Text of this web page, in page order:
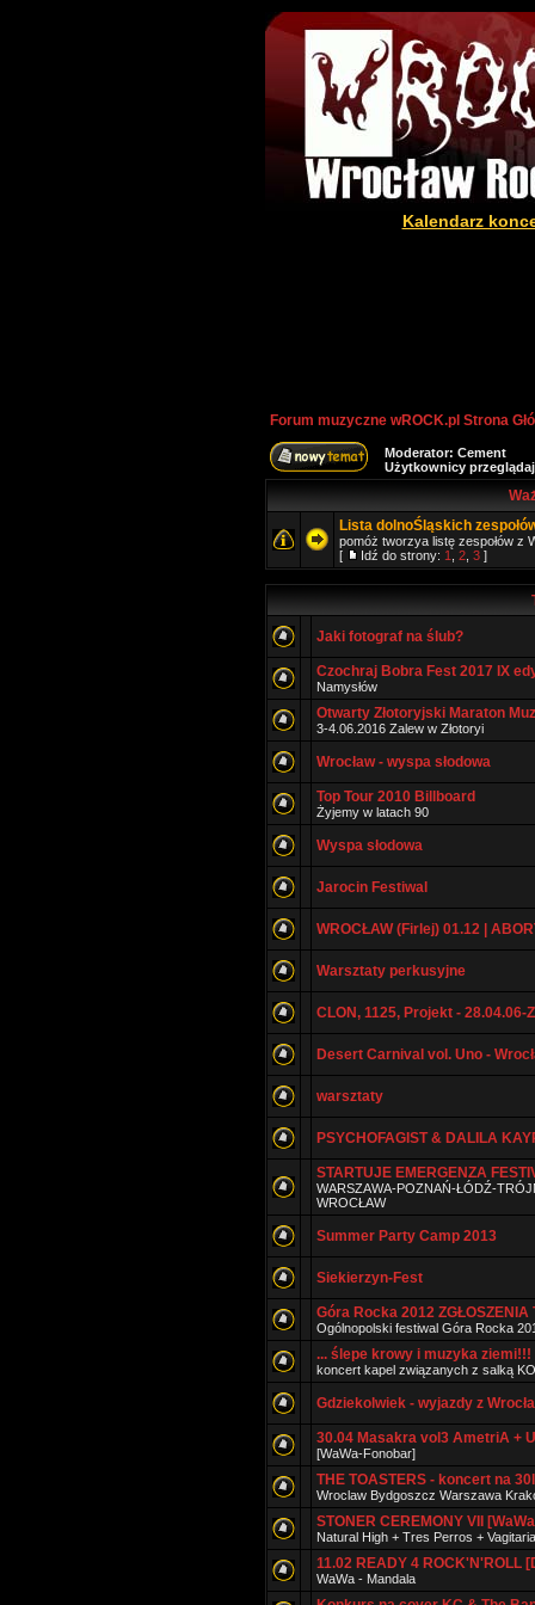
Kalendarz
Forum muzyczne wROCK.pl Strona
Moderator: Cement
Użytkownicy
Lista dolnoŚląskich
pomóż tworzya listę zespołów z
[
Idź do strony: 1 2 3 ]
Jaki fotograf na ślub?
Czochraj Bobra Fest 2017 IX
Namysłów
Otwarty Złotoryjski Maraton
3-4.06.2016 Zalew w Złotoryi
Wrocław - wyspa słodowa
Top Tour 2010 Billboard
Żyjemy w latach 90
Wyspa słodowa
Jarocin Festiwal
WROCŁAW (Firlej) 01.12 |
Warsztaty perkusyjne
CLON, 1125, Projekt - 28.04.06-
Desert Carnival vol. Uno -
warsztaty
PSYCHOFAGIST & DALILA
STARTUJE EMERGENZA
WARSZAWA-POZNAŃ-ŁÓDŹ-
WROCŁAW
Summer Party Camp 2013
Siekierzyn-Fest
Góra Rocka 2012
Ogólnopolski festiwal Góra Rocka
... ślepe krowy i muzyka ziemi!!!
koncert kapel związanych z salką
Gdziekolwiek - wyjazdy z
30.04 Masakra vol3 AmetriA +
[WaWa-Fonobar]
THE TOASTERS - koncert na
Wroclaw Bydgoszcz Warszawa
STONER CEREMONY VII
Natural High + Tres Perros +
11.02 READY 4 ROCK'N'ROLL
WaWa - Mandala